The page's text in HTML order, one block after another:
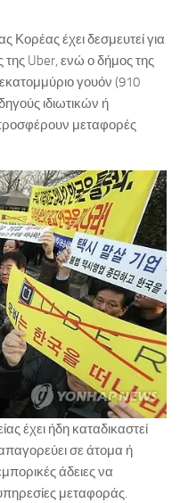
έχει δεσμευτεί για
Uber, ενώ ο δήμος της
γουόν (910
ιδιωτικών ή
μεταφορές
έχει ήδη καταδικαστεί
σε άτομα ή
άδειες να
μεταφοράς.